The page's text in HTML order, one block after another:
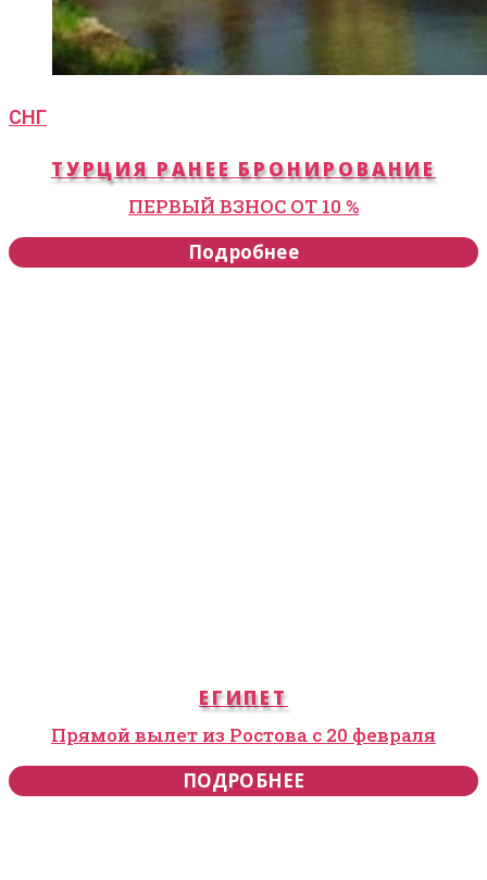
СНГ
ТУРЦИЯ РАНЕЕ БРОНИРОВАНИЕ
ПЕРВЫЙ ВЗНОС ОТ 10 %
Подробнее
ЕГИПЕТ
Прямой вылет из Ростова с 20 февраля
ПОДРОБНЕЕ